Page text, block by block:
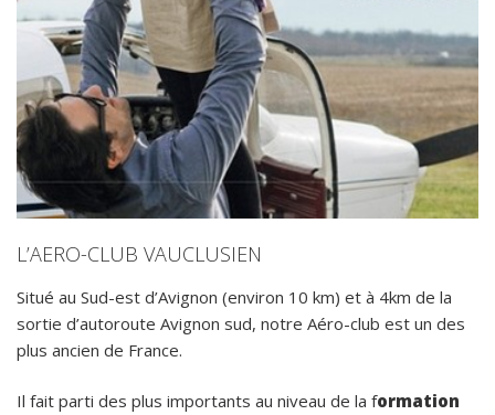
L’AERO-CLUB VAUCLUSIEN
Situé au Sud-est d’Avignon (environ 10 km) et à 4km de la
sortie d’autoroute Avignon sud, notre Aéro-club est un des
plus ancien de France.
Il fait parti des plus importants au niveau de la formation